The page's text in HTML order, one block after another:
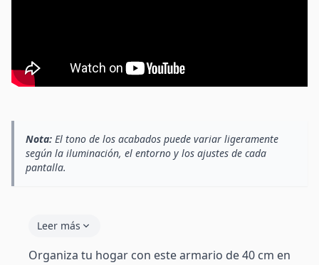
Nota: El tono de los acabados puede variar ligeramente
según la iluminación, el entorno y los ajustes de cada
pantalla.
Leer más
Organiza tu hogar con este armario de 40 cm en